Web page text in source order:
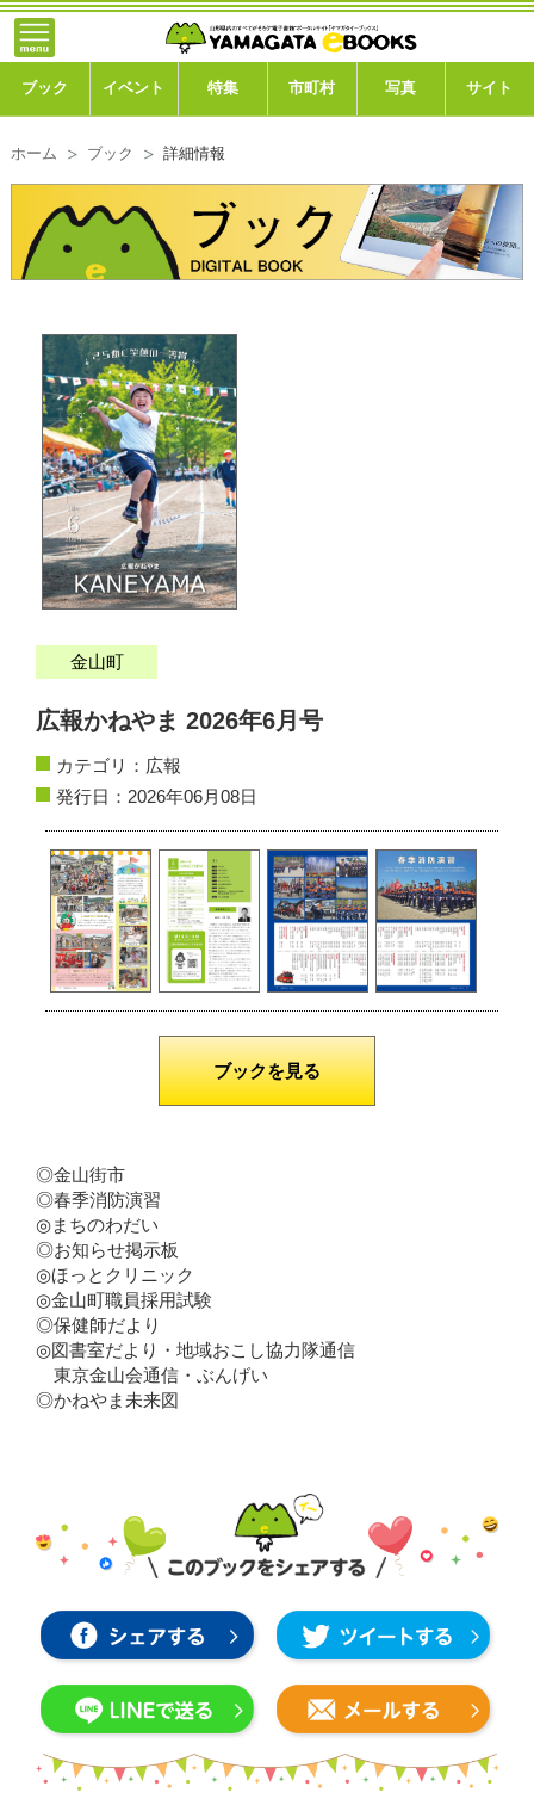
ブック イベント 特集 市町村 写真 サイト
ホーム ブック 詳細情報
金山町
広報かねやま 2026年6月号
カテゴリ： 広報
発行日：2026年06月08日
ブックを見る
◎金山街市
◎春季消防演習
◎まちのわだい
◎お知らせ掲示板
◎ほっとクリニック
◎金山町職員採用試験
◎保健師だより
◎図書室だより・地域おこし協力隊通信
東京金山会通信・ぶんげい
◎かねやま未来図
トップ
ブック
市町村
このサイトについて
運営会社
ご利用ガイド
よくある質問
サイトマップ
個人情報保護方針
動作環境
リンク集
}; -->